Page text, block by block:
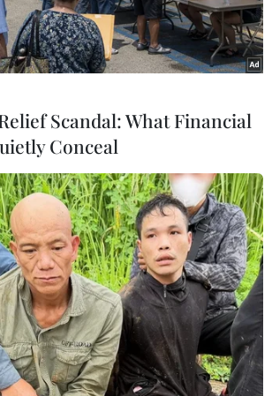
khai mạc Đại hội Thể thao Đông Nam Á
32) diễn ra hoành tráng trên sân vận
Techo ở Phnom Penh, Vương quốc
(Ảnh: THX/TTXVN)
TTXVN tại Phnom Penh, trong
Scandal: What Financial
Conceal